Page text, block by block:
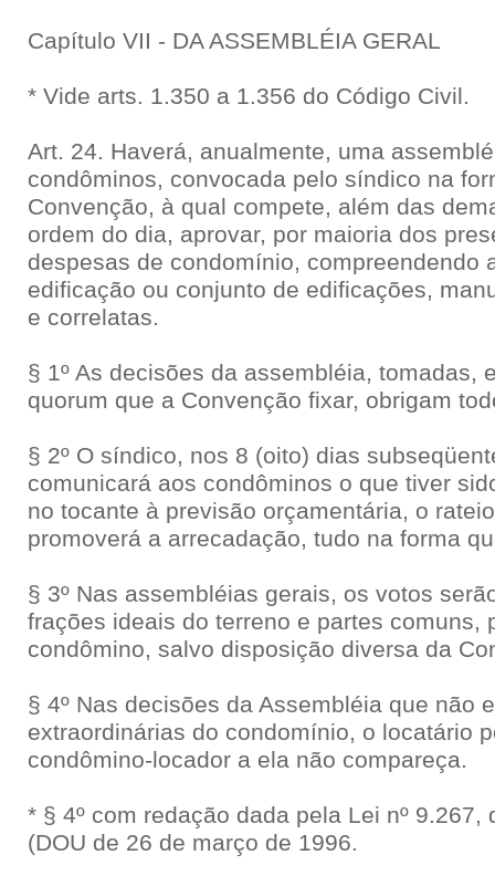
Capítulo VII - DA ASSEMBLÉIA GERAL
* Vide arts. 1.350 a 1.356 do Código Civil.
Art. 24. Haverá, anualmente, uma
condôminos, convocada pelo síndico na
Convenção, à qual compete, além das
ordem do dia, aprovar, por maioria dos
despesas de condomínio, compreendendo
edificação ou conjunto de edificações,
e correlatas.
§ 1º As decisões da assembléia, tomadas,
quorum que a Convenção fixar, obrigam
§ 2º O síndico, nos 8 (oito) dias
comunicará aos condôminos o que tiver
no tocante à previsão orçamentária, o
promoverá a arrecadação, tudo na forma
§ 3º Nas assembléias gerais, os votos
frações ideais do terreno e partes comuns,
condômino, salvo disposição diversa da
§ 4º Nas decisões da Assembléia que não
extraordinárias do condomínio, o locatário
condômino-locador a ela não compareça.
* § 4º com redação dada pela Lei nº
(DOU de 26 de março de 1996.